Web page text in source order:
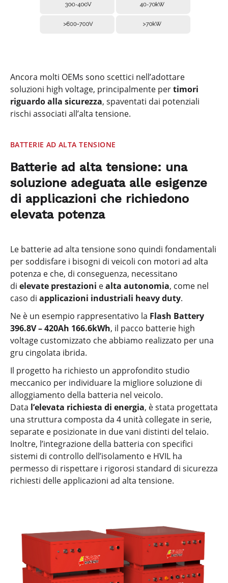
Ancora molti OEMs sono scettici nell’adottare
soluzioni high voltage, principalmente pertimori
riguardo alla sicurezza, spaventati dai potenziali
rischi associati all’alta tensione.
BATTERIE AD ALTA TENSIONE
Batterie ad alta tensione: una
soluzione adeguata alle esigenze
di applicazioni che richiedono
elevata potenza
Le batterie ad alta tensione sono quindi fondamentali
per soddisfare i bisogni di veicoli con motori ad alta
potenza e che, di conseguenza, necessitano
di elevate prestazioni ealta autonomia, come nel
caso di applicazioni industriali heavy duty.
Ne è un esempio rappresentativo la Flash Battery
396.8V – 420Ah 166.6kWh, il pacco batterie high
voltage customizzato che abbiamo realizzato per una
gru cingolata ibrida.
Il progetto ha richiesto un approfondito studio
meccanico per individuare la migliore soluzione di
alloggiamento della batteria nel veicolo.
Data l’elevata richiesta di energia, è stata progettata
una struttura composta da 4 unità collegate in serie,
separate e posizionate in due vani distinti del telaio.
Inoltre, l’integrazione della batteria con specifici
sistemi di controllo dell’isolamento e HVIL ha
permesso di rispettare i rigorosi standard di sicurezza
richiesti delle applicazioni ad alta tensione.